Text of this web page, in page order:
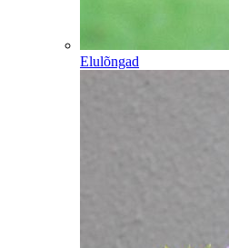
Elulõngad